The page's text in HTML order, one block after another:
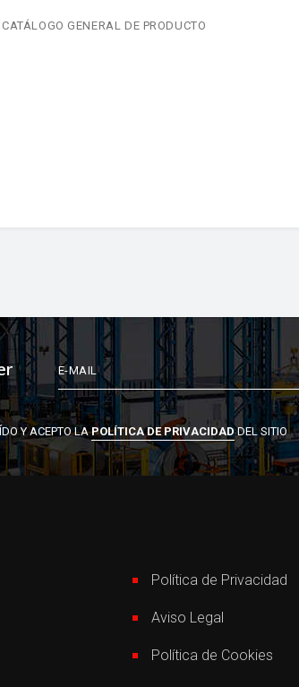
CATÁLOGO GENERAL DE PRODUCTO
Y ACEPTO LAPOLÍTICA DE PRIVACIDADDEL SITIO
Política de Privacidad
Aviso Legal
Política de Cookies